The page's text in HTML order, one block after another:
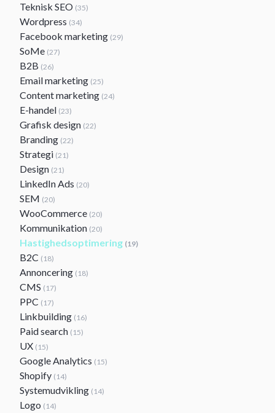
Teknisk SEO (35)
Wordpress (34)
Facebook marketing (29)
SoMe (27)
B2B (26)
Email marketing (25)
Content marketing (24)
E-handel (23)
Grafisk design (22)
Branding (22)
Strategi (21)
Design (21)
LinkedIn Ads (20)
SEM (20)
WooCommerce (20)
Kommunikation (20)
Hastighedsoptimering (19)
B2C (18)
Annoncering (18)
CMS (17)
PPC (17)
Linkbuilding (16)
Paid search (15)
UX (15)
Google Analytics (15)
Shopify (14)
Systemudvikling (14)
Logo (14)